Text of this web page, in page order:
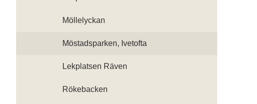
Möllelyckan
Möstadsparken, Ivetofta
Lekplatsen Räven
Rökebacken